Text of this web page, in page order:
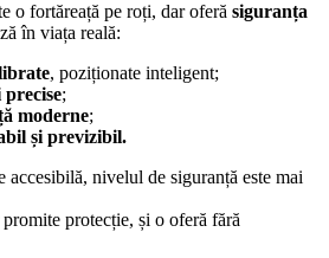
o fortăreață pe roți, dar oferă siguranța
în viața reală:
, poziționate inteligent;
precise;
moderne;
și previzibil.
accesibilă, nivelul de siguranță este mai
protecție, și o oferă fără